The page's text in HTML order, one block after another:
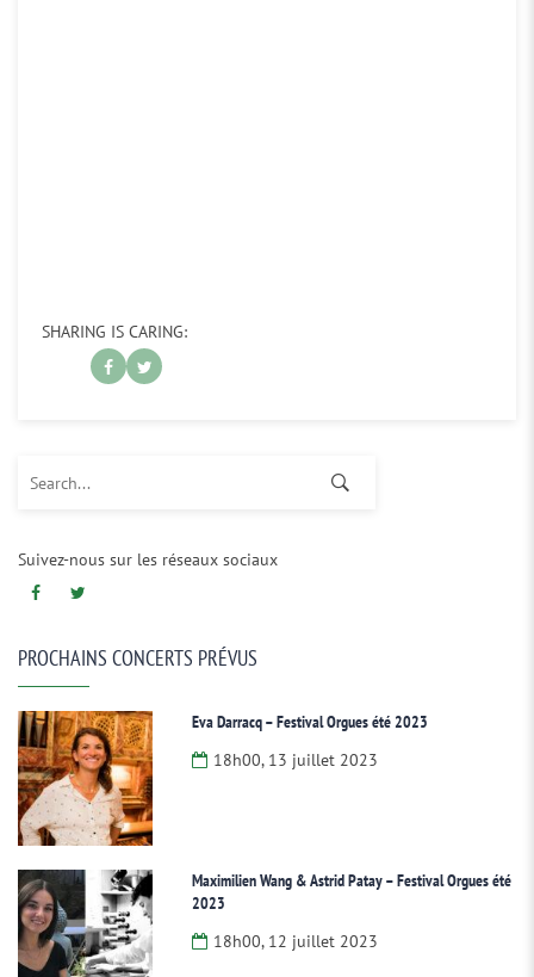
SHARING IS CARING:
Suivez-nous sur les réseaux sociaux
PROCHAINS CONCERTS PRÉVUS
Eva Darracq – Festival Orgues été 2023
18h00, 13 juillet 2023
Maximilien Wang & Astrid Patay – Festival Orgues été
2023
18h00, 12 juillet 2023